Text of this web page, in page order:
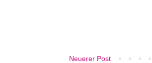
Neuerer Post